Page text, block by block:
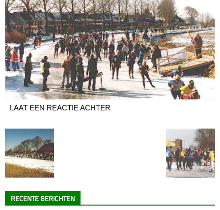
LAAT EEN REACTIE ACHTER
RECENTE BERICHTEN